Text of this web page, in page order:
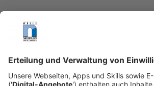
Die Fans dürfen sich auf ein Album
OneRepublic und ihr Können ziemlich
Von klassischen Pop-Melodien bis zu
Balladen. Mit "Artificial Paradise" will
nochmal eigene Maßstäbe in der